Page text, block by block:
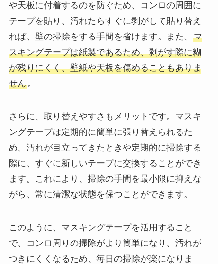
や天板に付着するのを防ぐため、コンロの周囲に
テープを貼り、汚れたらすぐに剥がして貼り替え
れば、壁の掃除をする手間を省けます。また、 マ
スキングテープは紙製であるため、剥がす際に糊
が残りにくく、壁紙や天板を傷めることもありま
せん。
さらに、取り替えやすさもメリットです。マスキ
ングテープは定期的に簡単に張り替えられるた
め、汚れが目立ってきたときや定期的に掃除する
際に、すぐに新しいテープに交換することができ
ます。これにより、掃除の手間を最小限に抑えな
がら、常に清潔な状態を保つことができます。
このように、マスキングテープを活用すること
で、コンロ周りの掃除がより簡単になり、汚れが
つきにくくなるため、毎日の掃除が楽になりま